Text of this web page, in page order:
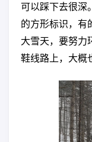
可以踩下去很深
的方形标识，有
大雪天，要努力
鞋线路上，大概